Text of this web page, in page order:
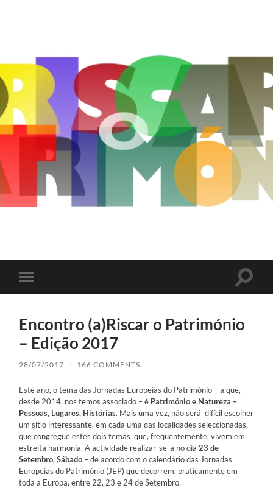
Toggle
mobile
Toggle
Encontro (a)Riscar o Património
– Edição 2017
28/07/2017 / 166 COMMENTS
Este ano, o tema das Jornadas Europeias do Património – a que,
desde 2014, nos temos associado – é Património e Natureza –
Pessoas, Lugares, Histórias. Mais uma vez, não será difícil escolher
um sítio interessante, em cada uma das localidades seleccionadas,
que congregue estes dois temas que, frequentemente, vivem em
estreita harmonia. A actividade realizar-se-á no dia23 de
Setembro, Sábado – de acordo com o calendário das Jornadas
Europeias do Património (JEP) que decorrem, praticamente em
toda a Europa, entre 22, 23 e 24 de Setembro.